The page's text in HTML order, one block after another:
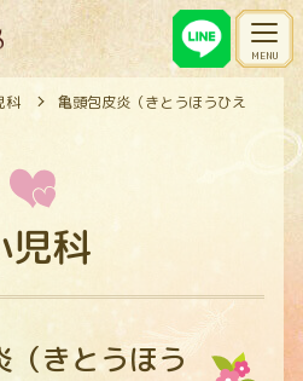
科
亀頭包皮炎（きとうほうひえ
児科
（きとうほう